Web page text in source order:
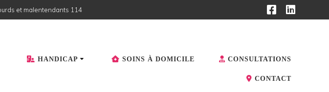
et malentendants 114
HANDICAP SOINS À DOMICILE CONSULTATIONS
CONTACT